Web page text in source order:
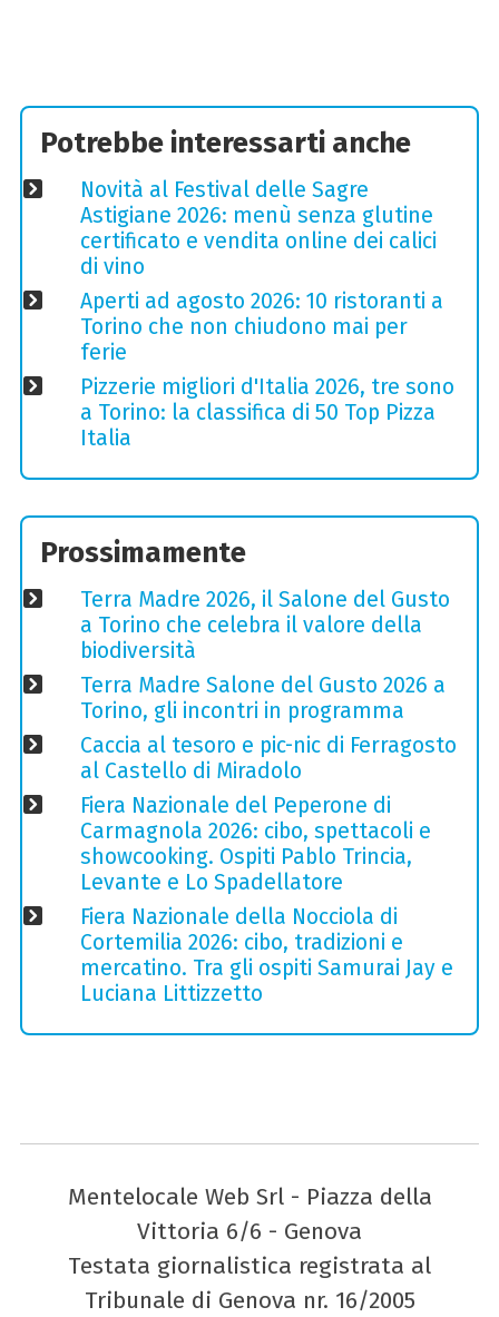
Potrebbe interessarti anche
Novità al Festival delle Sagre
Astigiane 2026: menù senza glutine
certificato e vendita online dei calici
di vino
Aperti ad agosto 2026: 10 ristoranti a
Torino che non chiudono mai per
ferie
Pizzerie migliori d'Italia 2026, tre sono
a Torino: la classifica di 50 Top Pizza
Italia
Prossimamente
Terra Madre 2026, il Salone del Gusto
a Torino che celebra il valore della
biodiversità
Terra Madre Salone del Gusto 2026 a
Torino, gli incontri in programma
Caccia al tesoro e pic-nic di Ferragosto
al Castello di Miradolo
Fiera Nazionale del Peperone di
Carmagnola 2026: cibo, spettacoli e
showcooking. Ospiti Pablo Trincia,
Levante e Lo Spadellatore
Fiera Nazionale della Nocciola di
Cortemilia 2026: cibo, tradizioni e
mercatino. Tra gli ospiti Samurai Jay e
Luciana Littizzetto
Mentelocale Web Srl - Piazza della
Vittoria 6/6 - Genova
Testata giornalistica registrata al
Tribunale di Genova nr. 16/2005